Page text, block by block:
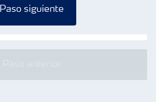
Paso siguiente